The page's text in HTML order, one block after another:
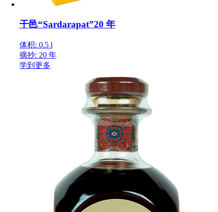
干邑“Sardarapat”20 年
体积: 0.5 l
摘抄: 20 年
学到更多